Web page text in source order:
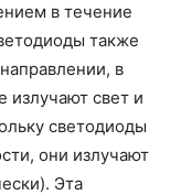
в течение
также
в
излучают свет и
светодиоды
они излучают
Эта